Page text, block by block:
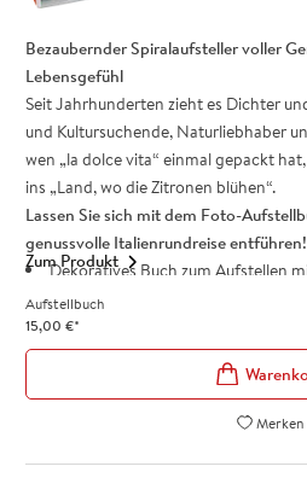
Bezaubernder Spiralaufsteller voller
Lebensgefühl
Seit Jahrhunderten zieht es Dichter
und Kultursuchende, Naturliebhaber
wen „la dolce vita“ einmal gepackt
ins „Land, wo die Zitronen blühen“.
Lassen Sie sich mit dem Foto-
genussvolle Italienrundreise entführen!
Dekoratives Buch zum Aufstellen
Farbfotos voller italienischem Flair
Das
haben
und
Zitate und Texte
Goethe oder Heine
Zum Produkt
Aufstellbuch
15,00 €*
Merken